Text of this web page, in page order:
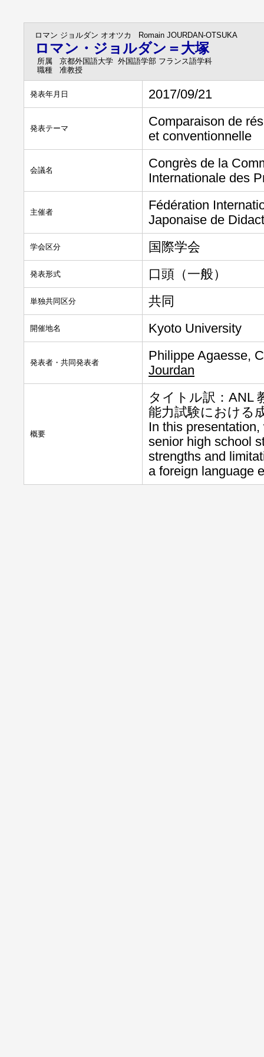
ロマン ジョルダン オオツカ Romain JOURDAN-OTSUKA
ロマン・ジョルダン＝大塚
所属
京都外国語大学 外国語学部 フランス語学科
職種
准教授
発表年月日 2017/09/21
発表テーマ
Comparaison de
et conventionnelle
会議名
Congrès de la
Internationale des
主催者
Fédération
Japonaise de
学会区分 国際学会
発表形式 口頭（一般）
単独共同区分 共同
開催地名 Kyoto University
発表者・共同発表者
Philippe Agaesse,
Jourdan
概要
タイトル訳：ANL
能力試験における
In this
senior high school
strengths and
a foreign language